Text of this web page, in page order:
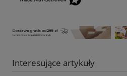
Interesujące artykuły